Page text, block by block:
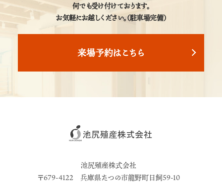
何でも受け付けております。
お気軽にお越しください。（駐車場完備）
来場予約はこちら
池尻殖産株式会社
〒679-4122 兵庫県たつの市龍野町日飼59-10